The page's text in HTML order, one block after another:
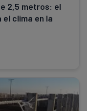
2,5 metros: el
el clima en la